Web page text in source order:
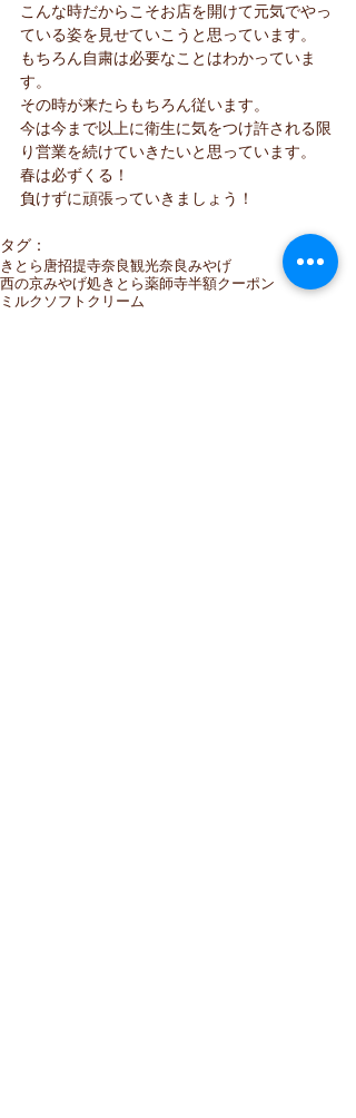
こんな時だからこそお店を開けて元気でやっ
ている姿を見せていこうと思っています。
もちろん自粛は必要なことはわかっていま
す。
その時が来たらもちろん従います。
今は今まで以上に衛生に気をつけ許される限
り営業を続けていきたいと思っています。
春は必ずくる！
負けずに頑張っていきましょう！
タグ：
きとら 唐招提寺奈良観光奈良みやげ
西の京みやげ処きとら薬師寺半額クーポン
ミルクソフトクリーム